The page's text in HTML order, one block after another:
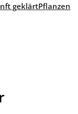
geklärtPflanzen